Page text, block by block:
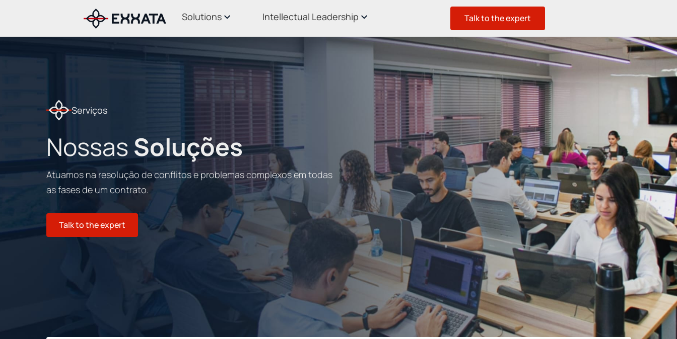
Solutions Intellectual Leadership Talk to the expert
Serviços
Nossas Soluções
Atuamos na resolução de conflitos e problemas complexos em todas
as fases de um contrato.
Talk to the expert